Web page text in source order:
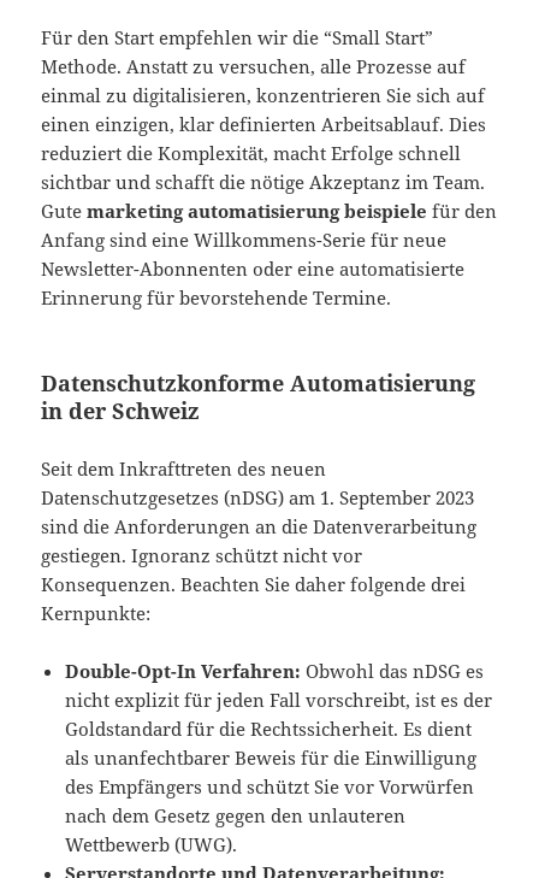
Für den Start empfehlen wir die “Small Start”
Methode. Anstatt zu versuchen, alle Prozesse auf
einmal zu digitalisieren, konzentrieren Sie sich auf
einen einzigen, klar definierten Arbeitsablauf. Dies
reduziert die Komplexität, macht Erfolge schnell
sichtbar und schafft die nötige Akzeptanz im Team.
Gutemarketing automatisierung beispiele für den
Anfang sind eine Willkommens-Serie für neue
Newsletter-Abonnenten oder eine automatisierte
Erinnerung für bevorstehende Termine.
Datenschutzkonforme Automatisierung
in der Schweiz
Seit dem Inkrafttreten des neuen
Datenschutzgesetzes (nDSG) am 1. September 2023
sind die Anforderungen an die Datenverarbeitung
gestiegen. Ignoranz schützt nicht vor
Konsequenzen. Beachten Sie daher folgende drei
Kernpunkte:
Double-Opt-In Verfahren: Obwohl das nDSG es
nicht explizit für jeden Fall vorschreibt, ist es der
Goldstandard für die Rechtssicherheit. Es dient
als unanfechtbarer Beweis für die Einwilligung
des Empfängers und schützt Sie vor Vorwürfen
nach dem Gesetz gegen den unlauteren
Wettbewerb (UWG).